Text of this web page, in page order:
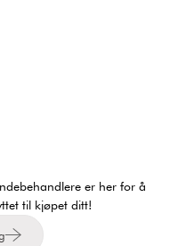
er her for å
til kjøpet ditt!